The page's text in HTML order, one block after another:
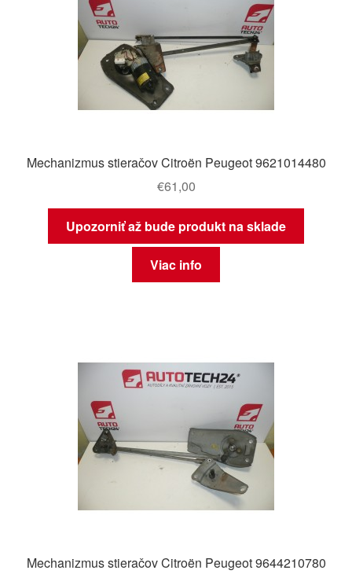
Mechanizmus stieračov Citroën Peugeot 9621014480
€61,00
Upozorniť až bude produkt na sklade
Viac info
Mechanizmus stieračov Citroën Peugeot 9644210780